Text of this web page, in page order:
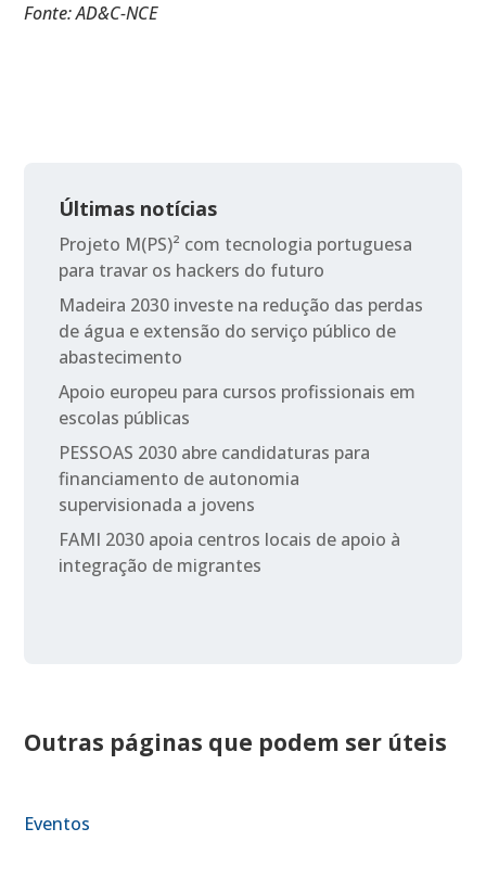
Fonte: AD&C-NCE
Últimas notícias
Projeto M(PS)² com tecnologia portuguesa
para travar os hackers do futuro
Madeira 2030 investe na redução das perdas
de água e extensão do serviço público de
abastecimento
Apoio europeu para cursos profissionais em
escolas públicas
PESSOAS 2030 abre candidaturas para
financiamento de autonomia
supervisionada a jovens
FAMI 2030 apoia centros locais de apoio à
integração de migrantes
Outras páginas que podem ser úteis
Eventos